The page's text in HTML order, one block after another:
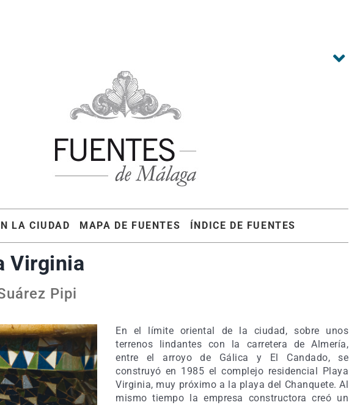
LA CIUDAD MAPA DE FUENTES ÍNDICE DE FUENTES
Virginia
Pipi
En el límite oriental de la ciudad, sobre unos
terrenos lindantes con la carretera de Almería,
entre el arroyo de Gálica y El Candado, se
construyó en 1985 el complejo residencial Playa
Virginia, muy próximo a la playa del Chanquete. Al
mismo tiempo la empresa constructora creó un